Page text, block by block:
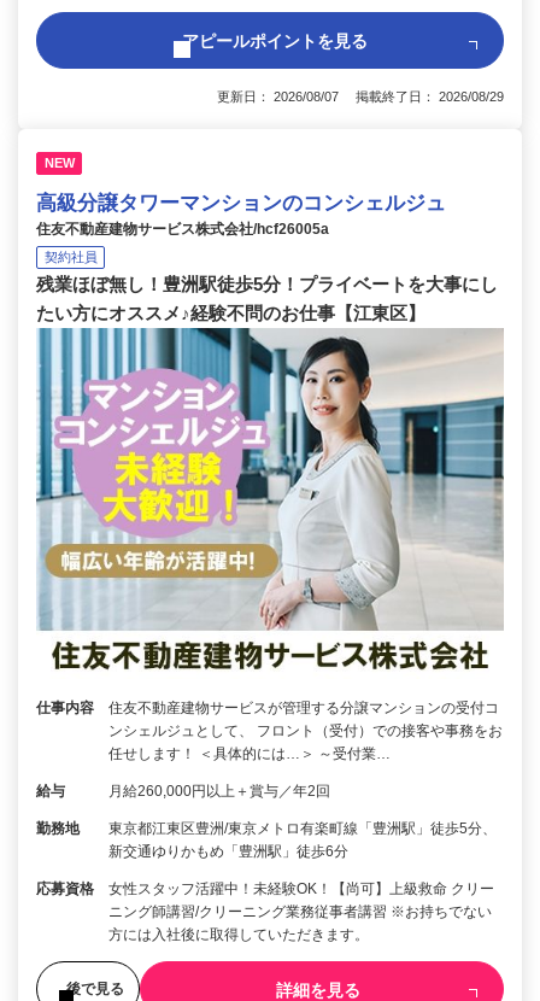
アピールポイントを見る
更新日： 2026/08/07 掲載終了日： 2026/08/29
NEW
高級分譲タワーマンションのコンシェルジュ
住友不動産建物サービス株式会社/hcf26005a
契約社員
残業ほぼ無し！豊洲駅徒歩5分！プライベートを大事にし
たい方にオススメ♪経験不問のお仕事【江東区】
仕事内容
住友不動産建物サービスが管理する分譲マンションの受付コ
ンシェルジュとして、 フロント（受付）での接客や事務をお
任せします！ ＜具体的には…＞ ～受付業…
給与 月給260,000円以上＋賞与／年2回
勤務地
東京都江東区豊洲/東京メトロ有楽町線「豊洲駅」徒歩5分、
新交通ゆりかもめ「豊洲駅」徒歩6分
応募資格
女性スタッフ活躍中！未経験OK！【尚可】上級救命 クリー
ニング師講習/クリーニング業務従事者講習 ※お持ちでない
方には入社後に取得していただきます。
後で見る 詳細を見る